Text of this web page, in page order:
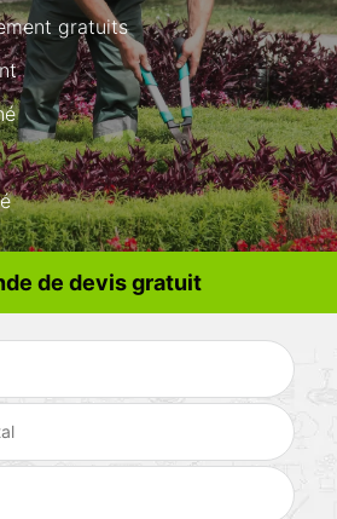
gratuits
de devis gratuit